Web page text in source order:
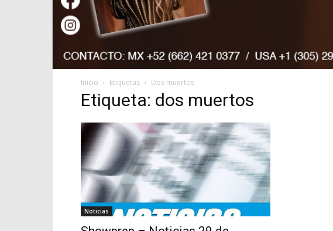
Inicio Etiquetas Dos muertos
Etiqueta: dos muertos
Noticias